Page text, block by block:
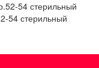
54 стерильный